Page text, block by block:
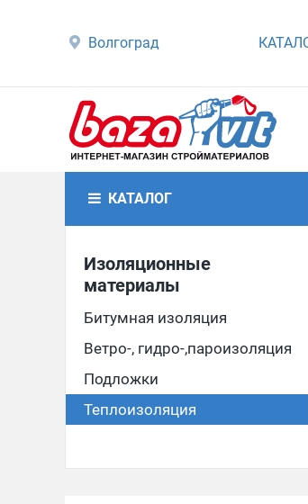
Волгоград
КАТАЛОГ
Изоляционные
материалы
Битумная изоляция
Ветро-, гидро-,пароизоляция
Подложки
Теплоизоляция